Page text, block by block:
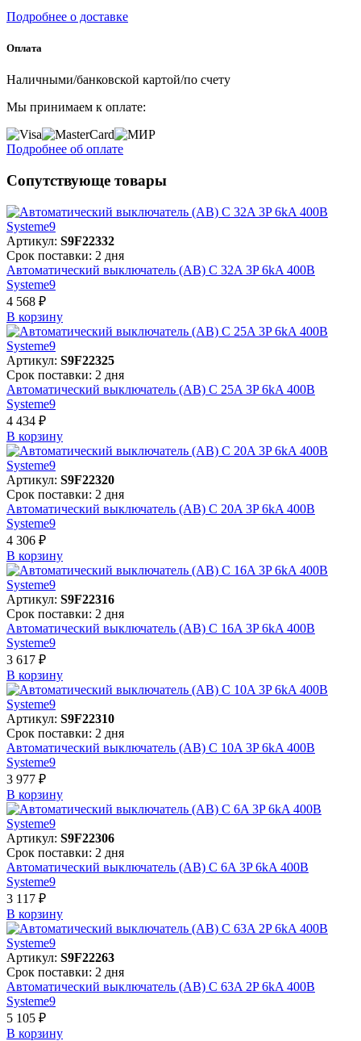
Подробнее о доставке
Оплата
Наличными/банковской картой/по счету
Мы принимаем к оплате:
Подробнее об оплате
Сопутствующе товары
Артикул: S9F22332
Срок поставки: 2 дня
Автоматический выключатель (АВ) C 32A 3P 6kA 400В
Systeme9
4 568 ₽
В корзинy
Артикул: S9F22325
Срок поставки: 2 дня
Автоматический выключатель (АВ) C 25A 3P 6kA 400В
Systeme9
4 434 ₽
В корзинy
Артикул: S9F22320
Срок поставки: 2 дня
Автоматический выключатель (АВ) C 20A 3P 6kA 400В
Systeme9
4 306 ₽
В корзинy
Артикул: S9F22316
Срок поставки: 2 дня
Автоматический выключатель (АВ) C 16A 3P 6kA 400В
Systeme9
3 617 ₽
В корзинy
Артикул: S9F22310
Срок поставки: 2 дня
Автоматический выключатель (АВ) C 10A 3P 6kA 400В
Systeme9
3 977 ₽
В корзинy
Артикул: S9F22306
Срок поставки: 2 дня
Автоматический выключатель (АВ) C 6A 3P 6kA 400В
Systeme9
3 117 ₽
В корзинy
Артикул: S9F22263
Срок поставки: 2 дня
Автоматический выключатель (АВ) C 63A 2P 6kA 400В
Systeme9
5 105 ₽
В корзинy